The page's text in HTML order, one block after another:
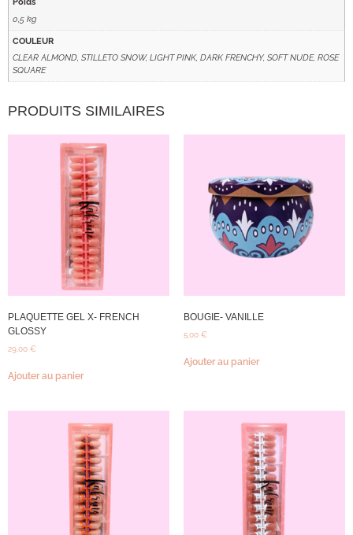
Poids
0,5 kg
COULEUR
CLEAR ALMOND, STILLETO SNOW, LIGHT PINK, DARK FRENCHY, SOFT NUDE, ROSE
SQUARE
PRODUITS SIMILAIRES
PLAQUETTE GEL X- FRENCH
GLOSSY
29,00 €
Ajouter au panier
BOUGIE- VANILLE
5,00 €
Ajouter au panier